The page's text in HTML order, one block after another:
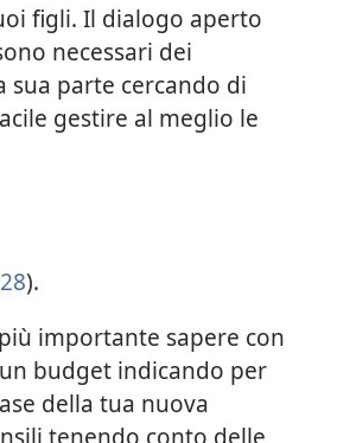
figli. Il dialogo aperto
necessari dei
sua parte cercando di
gestire al meglio le
).
importante sapere con
budget indicando per
della tua nuova
tenendo conto delle